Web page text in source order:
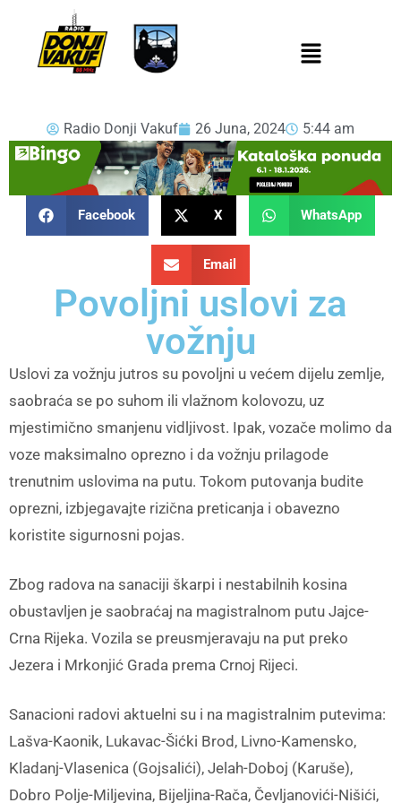
Radio Donji Vakuf 26 Juna, 2024 5:44 am
Facebook X WhatsApp
Email
Povoljni uslovi za
vožnju
Uslovi za vožnju jutros su povoljni u većem dijelu zemlje,
saobraća se po suhom ili vlažnom kolovozu, uz
mjestimično smanjenu vidljivost. Ipak, vozače molimo da
voze maksimalno oprezno i da vožnju prilagode
trenutnim uslovima na putu. Tokom putovanja budite
oprezni, izbjegavajte rizična preticanja i obavezno
koristite sigurnosni pojas.
Zbog radova na sanaciji škarpi i nestabilnih kosina
obustavljen je saobraćaj na magistralnom putu Jajce-
Crna Rijeka. Vozila se preusmjeravaju na put preko
Jezera i Mrkonjić Grada prema Crnoj Rijeci.
Sanacioni radovi aktuelni su i na magistralnim putevima:
Lašva-Kaonik, Lukavac-Šićki Brod, Livno-Kamensko,
Kladanj-Vlasenica (Gojsalići), Jelah-Doboj (Karuše),
Dobro Polje-Miljevina, Bijeljina-Rača, Čevljanovići-Nišići,